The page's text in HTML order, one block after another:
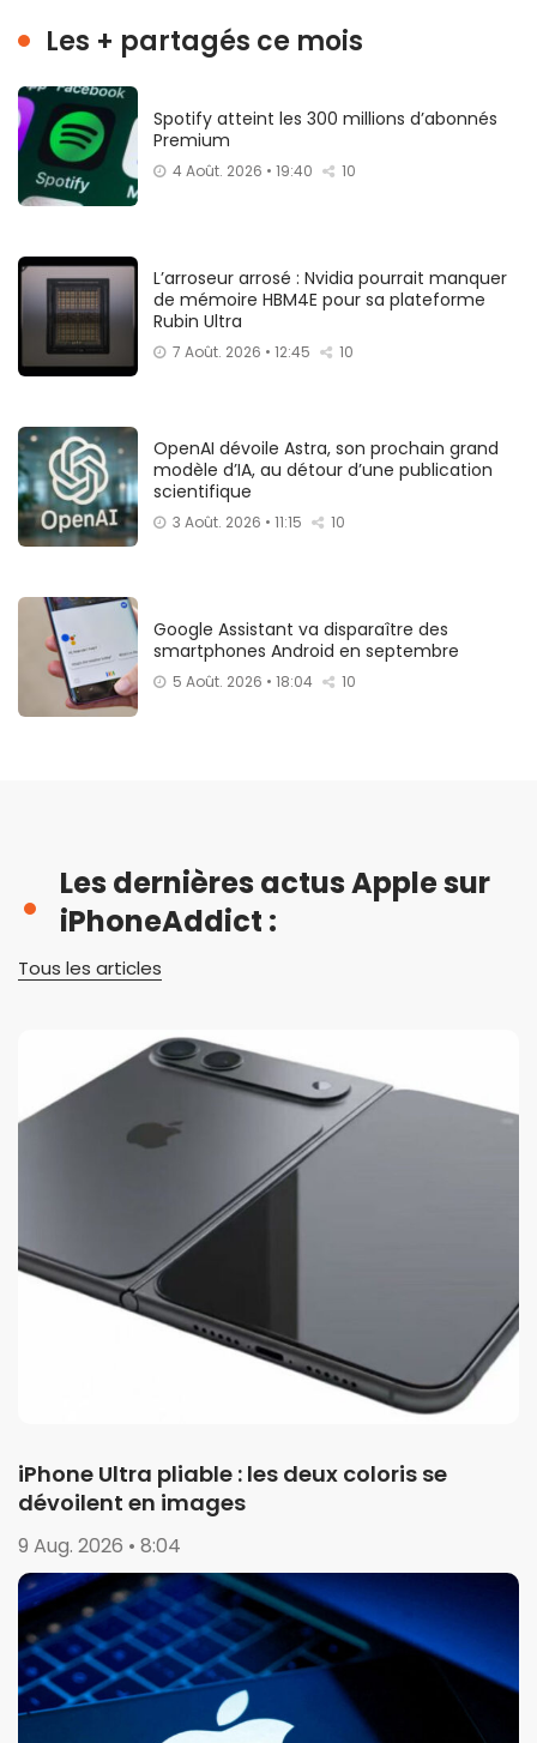
Les + partagés ce mois
Spotify atteint les 300 millions d’abonnés
Premium
4 Août. 2026 • 19:40 10
L’arroseur arrosé : Nvidia pourrait manquer
de mémoire HBM4E pour sa plateforme
Rubin Ultra
7 Août. 2026 • 12:45 10
OpenAI dévoile Astra, son prochain grand
modèle d’IA, au détour d’une publication
scientifique
3 Août. 2026 • 11:15 10
Google Assistant va disparaître des
smartphones Android en septembre
5 Août. 2026 • 18:04 10
Les dernières actus Apple sur
iPhoneAddict :
Tous les articles
iPhone Ultra pliable : les deux coloris se
dévoilent en images
9 Aug. 2026 • 8:04